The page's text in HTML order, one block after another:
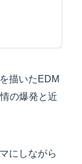
描いたEDM
の爆発と近
にしながら